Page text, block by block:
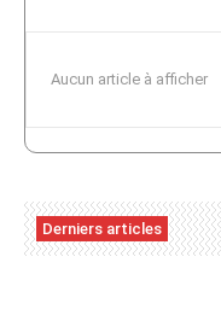
Aucun article à afficher
Derniers articles